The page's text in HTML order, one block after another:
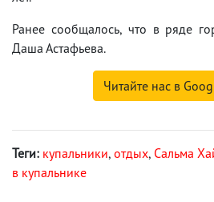
Ранее сообщалось, что в ряде
Даша Астафьева.
Читайте нас в
Теги: купальники, отдых, Сальма
в купальнике